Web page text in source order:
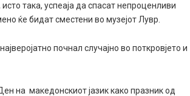
така, успеаја да спасат непроценливи
ќе бидат сместени во музејот Лувр.
почнал случајно во поткровјето и
на македонскиот јазик како празник од